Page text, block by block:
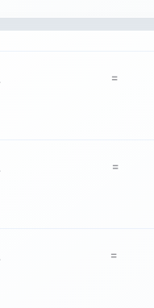
=
=
=